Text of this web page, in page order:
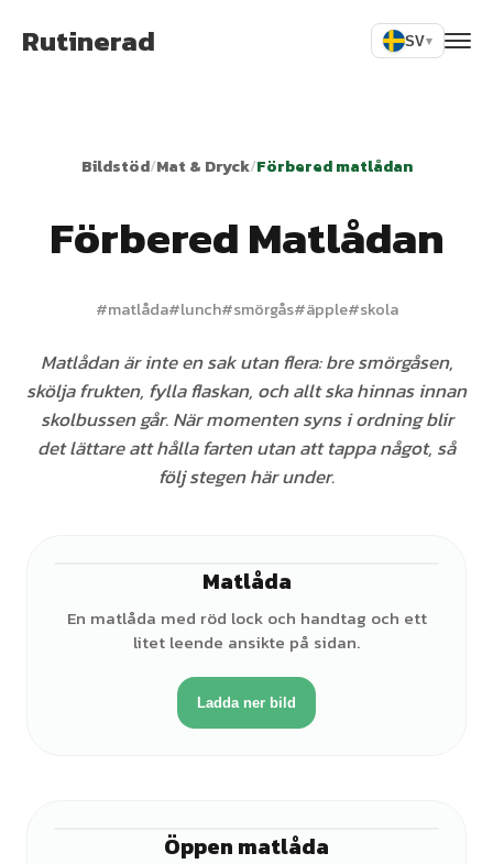
Rutinerad SV▾
Bildstöd/Mat & Dryck/Förbered matlådan
Förbered Matlådan
#matlåda#lunch#smörgås#äpple#skola
Matlådan är inte en sak utan flera: bre smörgåsen,
skölja frukten, fylla flaskan, och allt ska hinnas innan
skolbussen går. När momenten syns i ordning blir
det lättare att hålla farten utan att tappa något, så
följ stegen här under.
Matlåda
En matlåda med röd lock och handtag och ett
litet leende ansikte på sidan.
Ladda ner bild
Öppen matlåda